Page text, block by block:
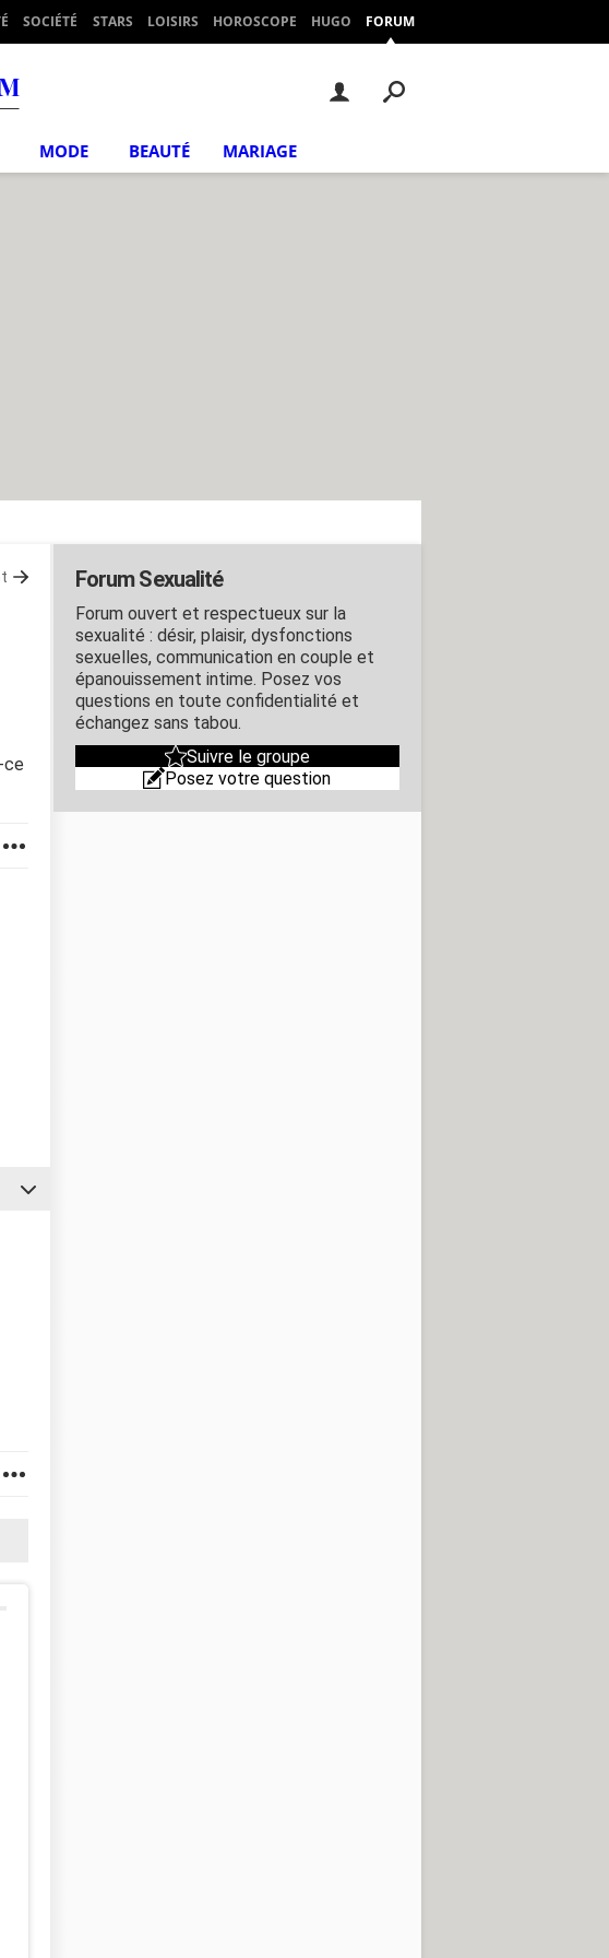
SOCIÉTÉ STARS LOISIRS HOROSCOPE HUGO FORUM
MODE BEAUTÉ MARIAGE
ce
Forum Sexualité
Forum ouvert et respectueux sur la
sexualité : désir, plaisir, dysfonctions
sexuelles, communication en couple et
épanouissement intime. Posez vos
questions en toute confidentialité et
échangez sans tabou.
Suivre le groupe
Posez votre question